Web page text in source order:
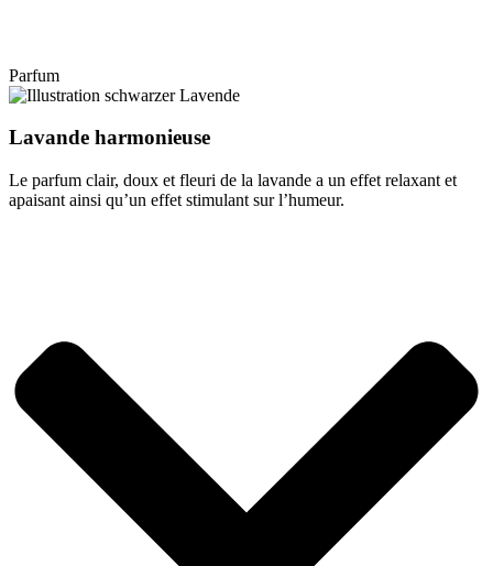
Parfum
Lavande harmonieuse
Le parfum clair, doux et fleuri de la lavande a un effet relaxant et
apaisant ainsi qu’un effet stimulant sur l’humeur.